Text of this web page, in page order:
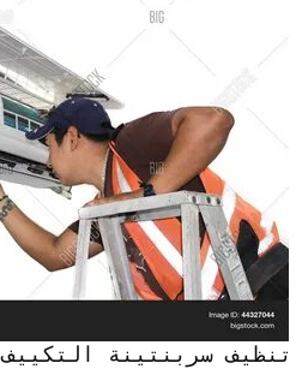
تنظيف سربنتينة